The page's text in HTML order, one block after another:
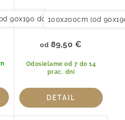
90x190 do 120x220cm)
100x200cm (od
Odosielame od 7 do 14
prac. dní
od 89,50 €
DETAIL